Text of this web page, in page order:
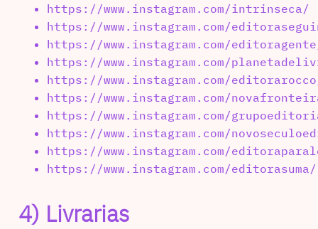
https://www.instagram.com/intrinseca/
https://www.instagram.com/
https://www.instagram.com/
https://www.instagram.com/
https://www.instagram.com/
https://www.instagram.com/
https://www.instagram.com/
https://www.instagram.com/
https://www.instagram.com/
https://www.instagram.com/editorasuma/
4) Livrarias